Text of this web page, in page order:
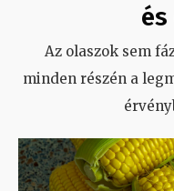
Az olaszok sem
minden részén a